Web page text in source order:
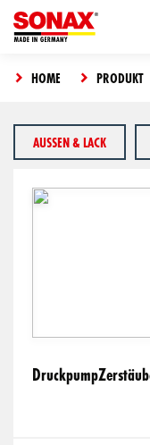
HOME PRODUKT
AUSSEN & LACK